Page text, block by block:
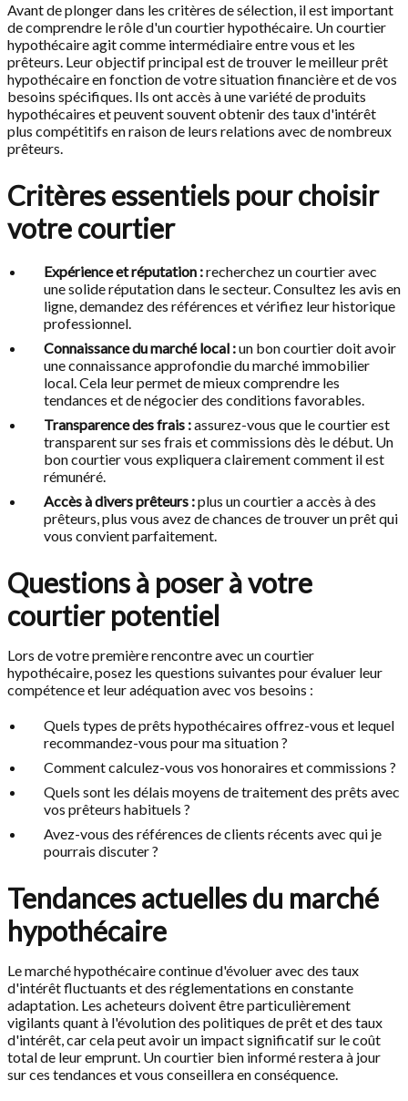
Avant de plonger dans les critères de sélection, il est important
de comprendre le rôle d'un courtier hypothécaire. Un courtier
hypothécaire agit comme intermédiaire entre vous et les
prêteurs. Leur objectif principal est de trouver le meilleur prêt
hypothécaire en fonction de votre situation financière et de vos
besoins spécifiques. Ils ont accès à une variété de produits
hypothécaires et peuvent souvent obtenir des taux d'intérêt
plus compétitifs en raison de leurs relations avec de nombreux
prêteurs.
Critères essentiels pour choisir
votre courtier
Expérience et réputation :recherchez un courtier avec
une solide réputation dans le secteur. Consultez les avis en
ligne, demandez des références et vérifiez leur historique
professionnel.
Connaissance du marché local :un bon courtier doit avoir
une connaissance approfondie du marché immobilier
local. Cela leur permet de mieux comprendre les
tendances et de négocier des conditions favorables.
Transparence des frais :assurez-vous que le courtier est
transparent sur ses frais et commissions dès le début. Un
bon courtier vous expliquera clairement comment il est
rémunéré.
Accès à divers prêteurs :plus un courtier a accès à des
prêteurs, plus vous avez de chances de trouver un prêt qui
vous convient parfaitement.
Questions à poser à votre
courtier potentiel
Lors de votre première rencontre avec un courtier
hypothécaire, posez les questions suivantes pour évaluer leur
compétence et leur adéquation avec vos besoins :
Quels types de prêts hypothécaires offrez-vous et lequel
recommandez-vous pour ma situation ?
Comment calculez-vous vos honoraires et commissions ?
Quels sont les délais moyens de traitement des prêts avec
vos prêteurs habituels ?
Avez-vous des références de clients récents avec qui je
pourrais discuter ?
Tendances actuelles du marché
hypothécaire
Le marché hypothécaire continue d'évoluer avec des taux
d'intérêt fluctuants et des réglementations en constante
adaptation. Les acheteurs doivent être particulièrement
vigilants quant à l'évolution des politiques de prêt et des taux
d'intérêt, car cela peut avoir un impact significatif sur le coût
total de leur emprunt. Un courtier bien informé restera à jour
sur ces tendances et vous conseillera en conséquence.